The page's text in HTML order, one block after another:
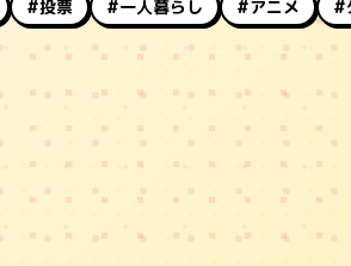
#投票 #一人暮らし #アニメ #